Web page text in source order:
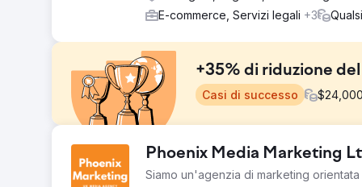
E-commerce, Servizi legali +3
+35% di riduzione
Casi di successo $24,000
Sfida
Madison Brook International si trovava ad affrontare
incoerente attraverso le sue campagne PPC. Il loro
Phoenix Media Marketing
Siamo un'agenzia di marketing orientata